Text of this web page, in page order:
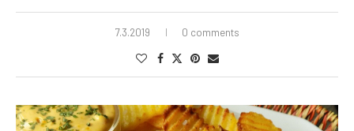
7.3.2019 0 comments